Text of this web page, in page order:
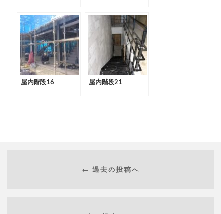
屋内階段16 屋内階段21
← 過去の投稿へ